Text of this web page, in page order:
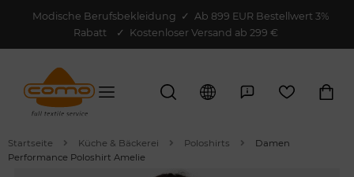
Modische Berufsbekleidung ✓ Ab 899 EUR Bestellwert 3%
Rabatt
✓ Kostenloser Versand ab 299 €
Startseite Küche & Bäckerei Poloshirts
Damen
Performance Poloshirt Amelie